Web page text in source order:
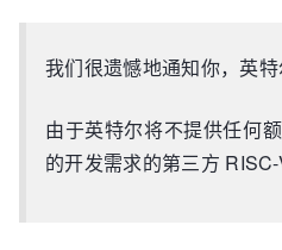
我们很遗憾地通知你，英
由于英特尔将不提供任何
的开发需求的第三方 RISC-